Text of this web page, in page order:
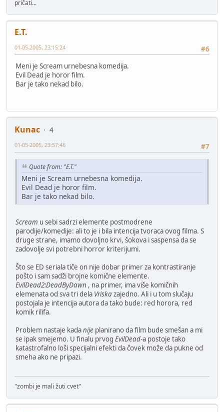
pričati...
E.T.
#6
01-05-2005, 23:15:24
Meni je Scream urnebesna komedija.
Evil Dead je horor film.
Bar je tako nekad bilo.
Kunac
4
#7
01-05-2005, 23:57:46
Quote from: "E.T."
Meni je Scream urnebesna komedija.
Evil Dead je horor film.
Bar je tako nekad bilo.
Scream u sebi sadrzi elemente postmodrene
parodije/komedije: ali to je i bila intencija tvoraca ovog filma. S
druge strane, imamo dovoljno krvi, šokova i saspensa da se
zadovolje svi potrebni horror kriterijumi.
Što se ED seriala tiče on nije dobar primer za kontrastiranje
pošto i sam sadži brojne komične elemente.
EvilDead2:DeadByDawn , na primer, ima više komičnih
elemenata od sva tri dela Vriskazajedno. Ali i u tom slučaju
postojala je intencija autora da tako bude: red horora, red
komik rilifa.
Problem nastaje kadanije planirano da film bude smešan a mi
se ipak smejemo. U finalu prvog EvilDead-a postoje tako
katastrofalno loši specijalni efekti da čovek može da pukne od
smeha ako ne pripazi.
"zombi je mali žuti cvet"